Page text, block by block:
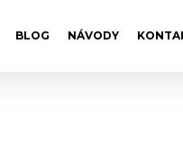
BLOG NÁVODY